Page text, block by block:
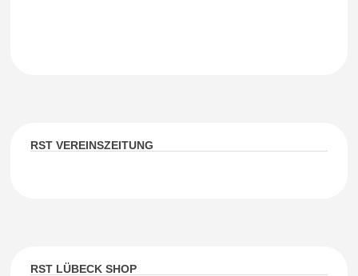
RST VEREINSZEITUNG
RST LÜBECK SHOP